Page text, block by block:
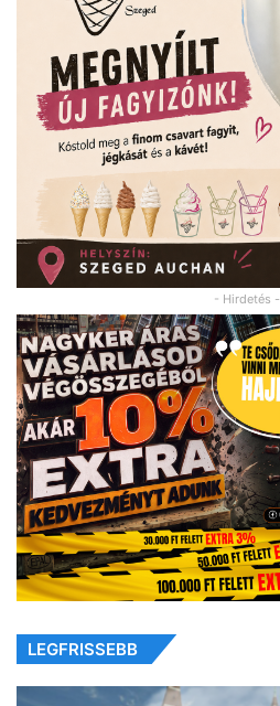
- Hirdetés -
LEGFRISSEBB